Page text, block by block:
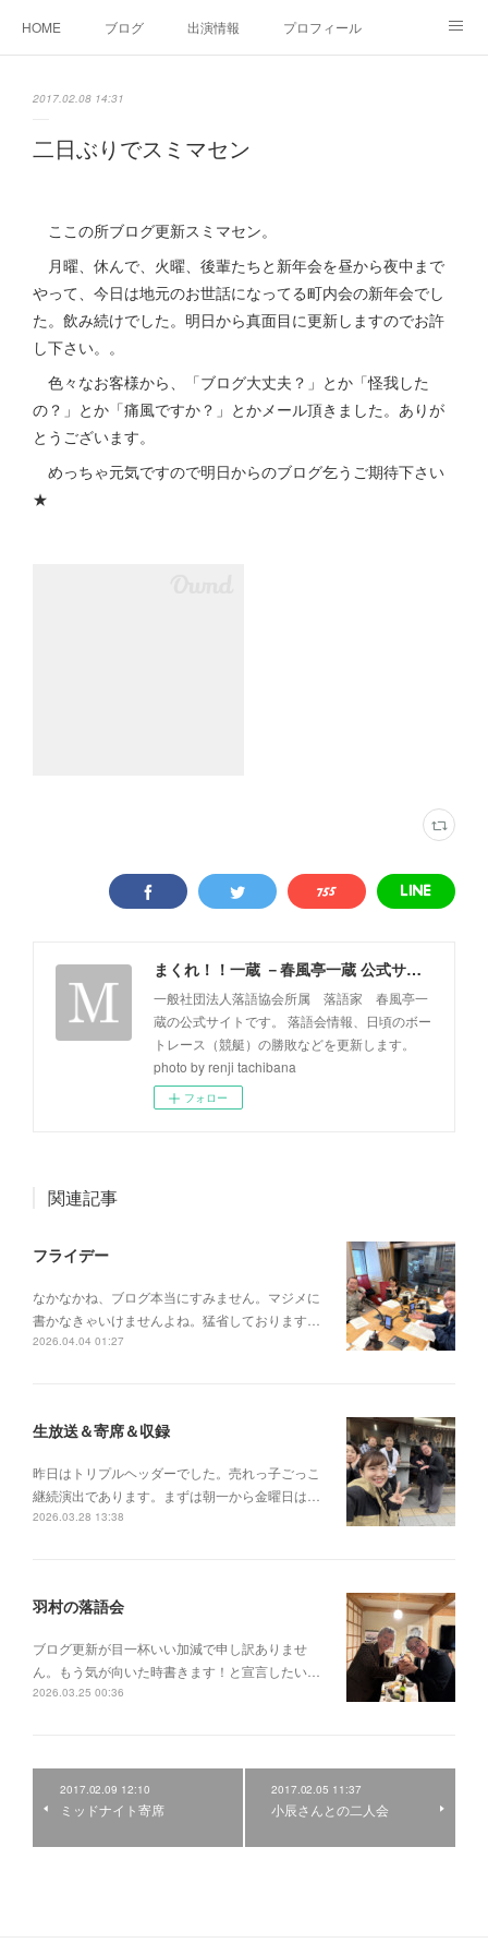
HOME ブログ 出演情報 プロフィール
2017.02.08 14:31
二日ぶりでスミマセン
ここの所ブログ更新スミマセン。
月曜、休んで、火曜、後輩たちと新年会を昼から夜中まで
やって、今日は地元のお世話になってる町内会の新年会でし
た。飲み続けでした。明日から真面目に更新しますのでお許
し下さい。。
色々なお客様から、「ブログ大丈夫？」とか「怪我した
の？」とか「痛風ですか？」とかメール頂きました。ありが
とうございます。
めっちゃ元気ですので明日からのブログ乞うご期待下さい
★
まくれ！！一蔵 －春風亭一蔵 公式サイト－
一般社団法人落語協会所属 落語家 春風亭一
蔵の公式サイトです。 落語会情報、日頃のボー
トレース（競艇）の勝敗などを更新します。
photo by renji tachibana
フォロー
関連記事
フライデー
なかなかね、ブログ本当にすみません。マジメに
書かなきゃいけませんよね。猛省しております…
2026.04.04 01:27
生放送＆寄席＆収録
昨日はトリプルヘッダーでした。売れっ子ごっこ
継続演出であります。まずは朝一から金曜日は…
2026.03.28 13:38
羽村の落語会
ブログ更新が目一杯いい加減で申し訳ありませ
ん。もう気が向いた時書きます！と宣言したい…
2026.03.25 00:36
2017.02.09 12:10
ミッドナイト寄席
2017.02.05 11:37
小辰さんとの二人会